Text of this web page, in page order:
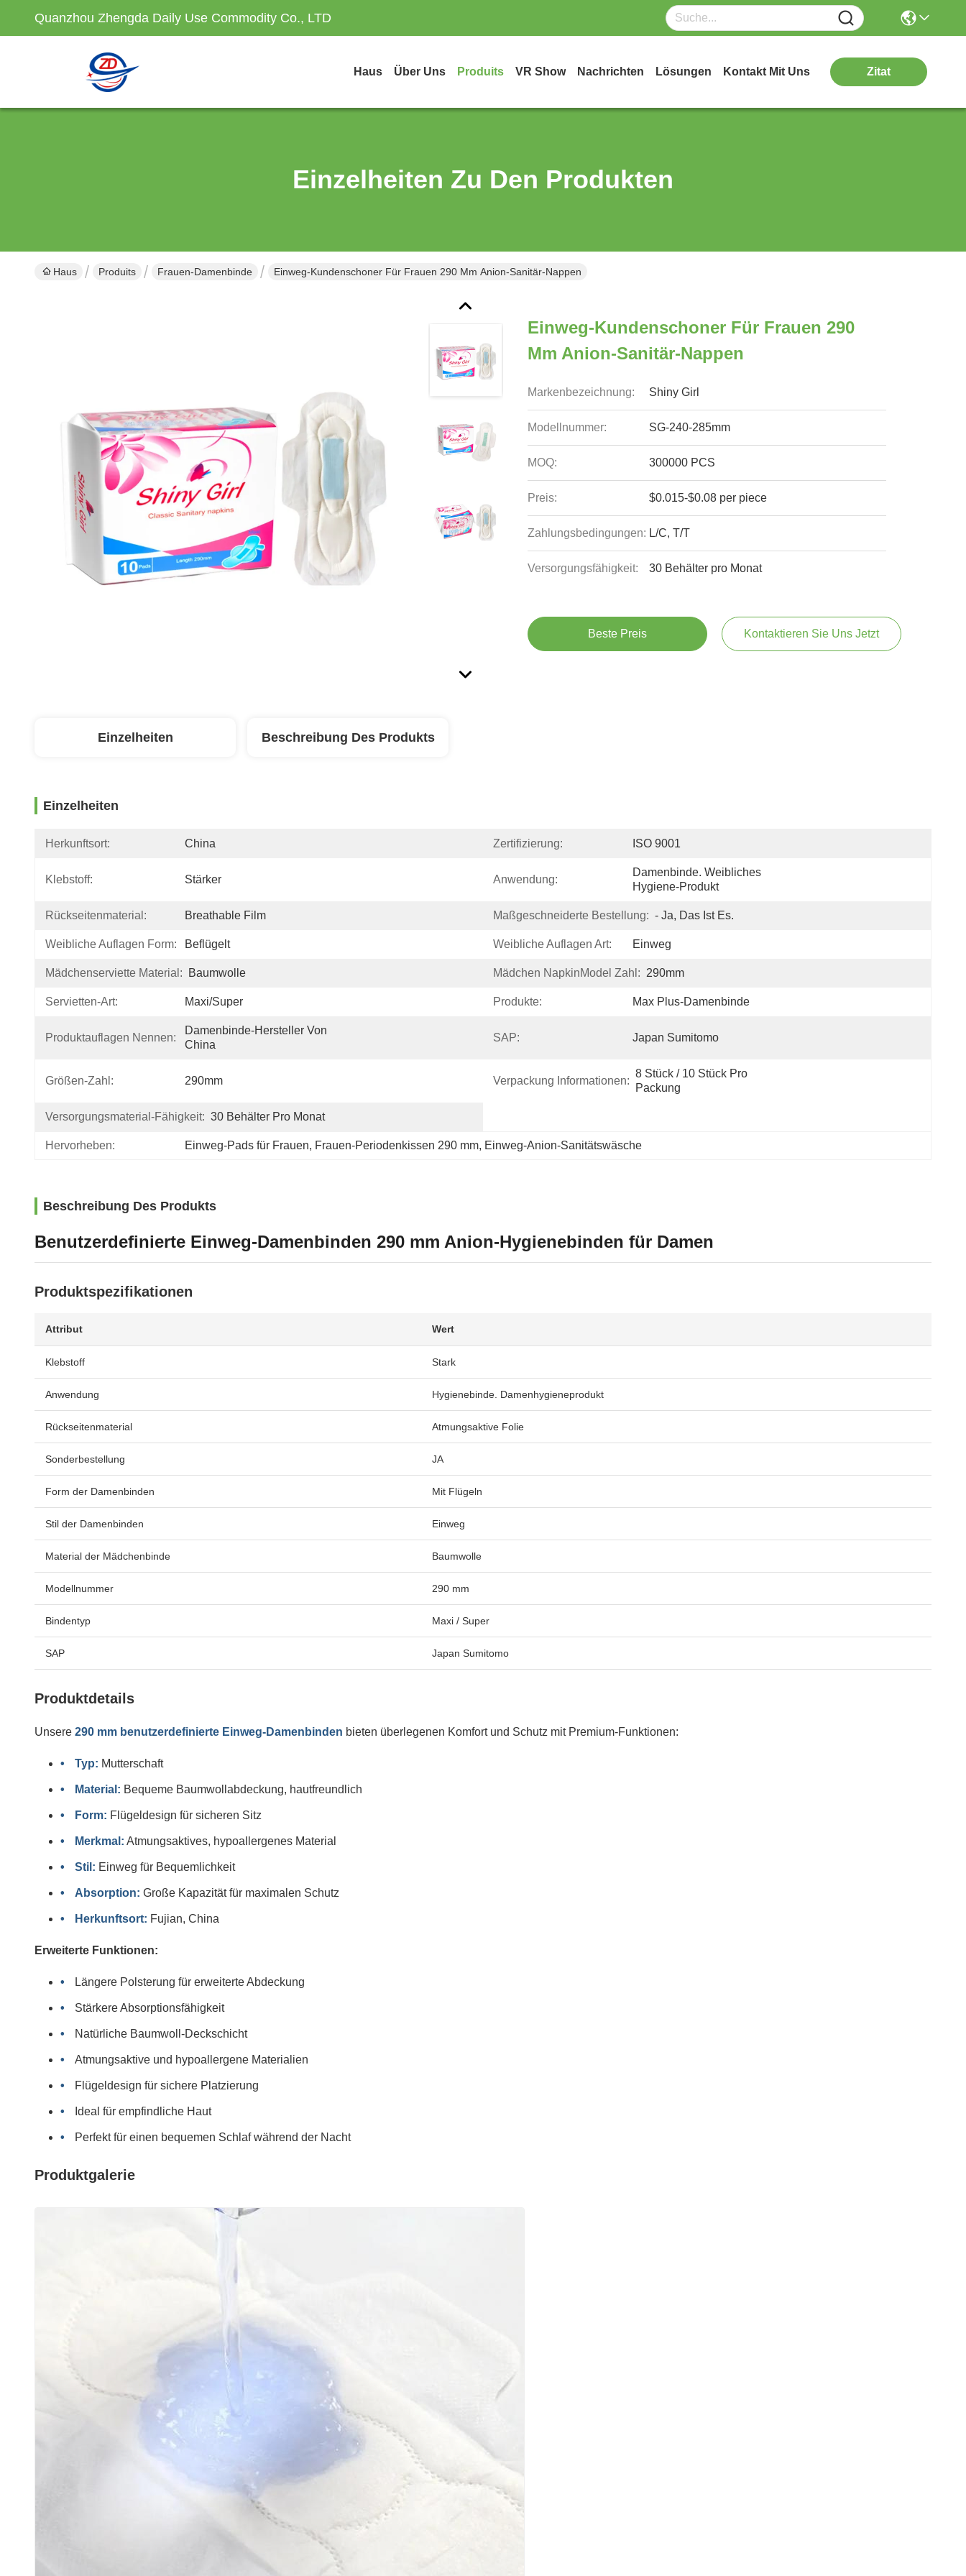
Quanzhou Zhengda Daily Use Commodity Co., LTD
Haus Über Uns Produits VR Show Nachrichten Lösungen Kontakt Mit Uns Zitat
Einzelheiten Zu Den Produkten
Haus Produits Frauen-Damenbinde Einweg-Kundenschoner Für Frauen 290 Mm Anion-Sanitär-Nappen
Einweg-Kundenschoner Für Frauen 290
Mm Anion-Sanitär-Nappen
Markenbezeichnung: Shiny Girl
Modellnummer: SG-240-285mm
MOQ: 300000 PCS
Preis: $0.015-$0.08 per piece
Zahlungsbedingungen: L/C, T/T
Versorgungsfähigkeit: 30 Behälter pro Monat
Beste Preis Kontaktieren Sie Uns Jetzt
Einzelheiten Beschreibung Des Produkts
Einzelheiten
Herkunftsort: China Zertifizierung: ISO 9001
Klebstoff: Stärker Anwendung:
Damenbinde. Weibliches
Hygiene-Produkt
Rückseitenmaterial: Breathable Film Maßgeschneiderte Bestellung: - Ja, Das Ist Es.
Weibliche Auflagen Form: Beflügelt Weibliche Auflagen Art: Einweg
Mädchenserviette Material: Baumwolle Mädchen NapkinModel Zahl: 290mm
Servietten-Art: Maxi/Super Produkte: Max Plus-Damenbinde
Produktauflagen Nennen:
Damenbinde-Hersteller Von
China
SAP: Japan Sumitomo
Größen-Zahl: 290mm Verpackung Informationen:
8 Stück / 10 Stück Pro
Packung
Versorgungsmaterial-Fähigkeit: 30 Behälter Pro Monat
Hervorheben: Einweg-Pads für Frauen, Frauen-Periodenkissen 290 mm, Einweg-Anion-Sanitätswäsche
Beschreibung Des Produkts
Benutzerdefinierte Einweg-Damenbinden 290 mm Anion-Hygienebinden für Damen
Produktspezifikationen
Attribut Wert
Klebstoff Stark
Anwendung Hygienebinde. Damenhygieneprodukt
Rückseitenmaterial Atmungsaktive Folie
Sonderbestellung JA
Form der Damenbinden Mit Flügeln
Stil der Damenbinden Einweg
Material der Mädchenbinde Baumwolle
Modellnummer 290 mm
Bindentyp Maxi / Super
SAP Japan Sumitomo
Produktdetails
Unsere 290 mm benutzerdefinierte Einweg-Damenbinden bieten überlegenen Komfort und Schutz mit Premium-Funktionen:
Typ: Mutterschaft
Material: Bequeme Baumwollabdeckung, hautfreundlich
Form: Flügeldesign für sicheren Sitz
Merkmal: Atmungsaktives, hypoallergenes Material
Stil: Einweg für Bequemlichkeit
Absorption: Große Kapazität für maximalen Schutz
Herkunftsort: Fujian, China
Erweiterte Funktionen:
Längere Polsterung für erweiterte Abdeckung
Stärkere Absorptionsfähigkeit
Natürliche Baumwoll-Deckschicht
Atmungsaktive und hypoallergene Materialien
Flügeldesign für sichere Platzierung
Ideal für empfindliche Haut
Perfekt für einen bequemen Schlaf während der Nacht
Produktgalerie